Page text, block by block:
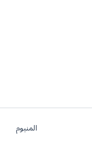
المنيوم